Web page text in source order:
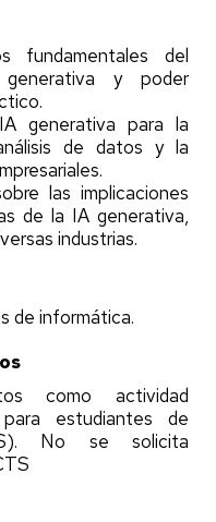
fundamentales del
y poder
generativa para la
de datos y la
las implicaciones
de la IA generativa,
industrias.
de informática.
como actividad
para estudiantes de
No se solicita